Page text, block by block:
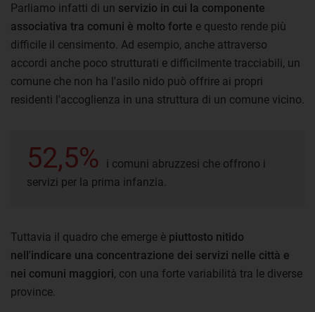
Parliamo infatti di un servizio in cui la componente
associativa tra comuni è molto forte e questo rende più
difficile il censimento. Ad esempio, anche attraverso
accordi anche poco strutturati e difficilmente tracciabili, un
comune che non ha l'asilo nido può offrire ai propri
residenti l'accoglienza in una struttura di un comune vicino.
52,5%
i comuni abruzzesi che offrono i
servizi per la prima infanzia.
Tuttavia il quadro che emerge è piuttosto nitido
nell'indicare una concentrazione dei servizi nelle città e
nei comuni maggiori, con una forte variabilità tra le diverse
province.